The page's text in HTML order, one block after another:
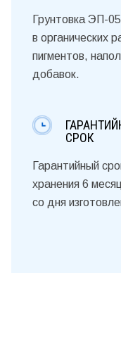
Грунтовка ЭП-
в органических
пигментов,
добавок.
СРОК
Гарантийный
хранения 6
со дня